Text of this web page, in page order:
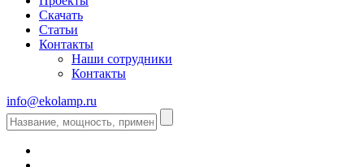
Скачать
Статьи
Контакты
Наши сотрудники
Контакты
info@ekolamp.ru